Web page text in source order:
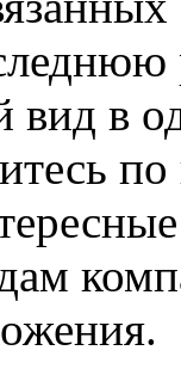
вид в
по